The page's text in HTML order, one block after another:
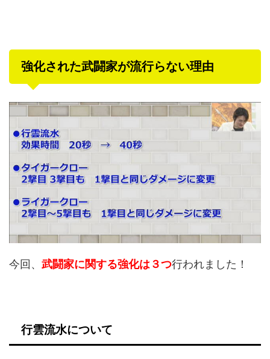
強化された武闘家が流行らない理由
今回、 武闘家に関する強化は３つ行われました！
行雲流水について